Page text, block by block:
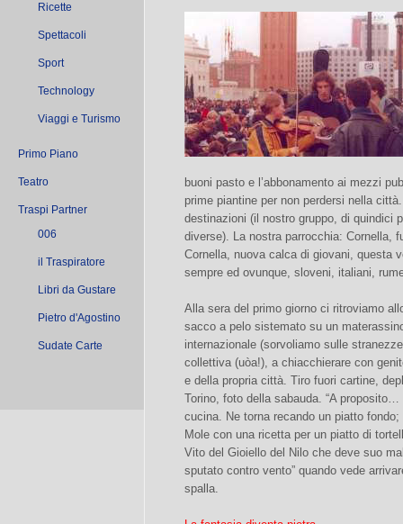
Ricette
Spettacoli
Sport
Technology
Viaggi e Turismo
Primo Piano
Teatro
Traspi Partner
006
il Traspiratore
Libri da Gustare
Pietro d'Agostino
Sudate Carte
buoni pasto e l’abbonamento ai mezzi
prime piantine per non perdersi nella
destinazioni (il nostro gruppo, di quindici
diverse). La nostra parrocchia: Cornella,
Cornella, nuova calca di giovani, questa
sempre ed ovunque, sloveni, italiani,
Alla sera del primo giorno ci ritroviamo
sacco a pelo sistemato su un
internazionale (sorvoliamo sulle
collettiva (uòa!), a chiacchierare con
e della propria città. Tiro fuori cartine,
Torino, foto della sabauda. “A
cucina. Ne torna recando un piatto
Mole con una ricetta per un piatto di
Vito del Gioiello del Nilo che deve suo
sputato contro vento” quando vede
spalla.